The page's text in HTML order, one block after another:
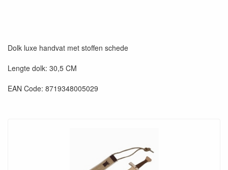
Dolk luxe handvat met stoffen schede
Lengte dolk: 30,5 CM
EAN Code: 8719348005029